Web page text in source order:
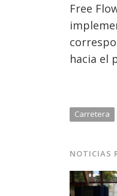
Free
hacia el
Carretera
NOTICIAS